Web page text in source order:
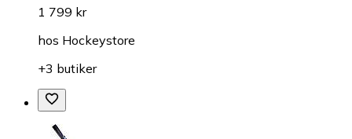
1 799 kr
hos Hockeystore
+3 butiker